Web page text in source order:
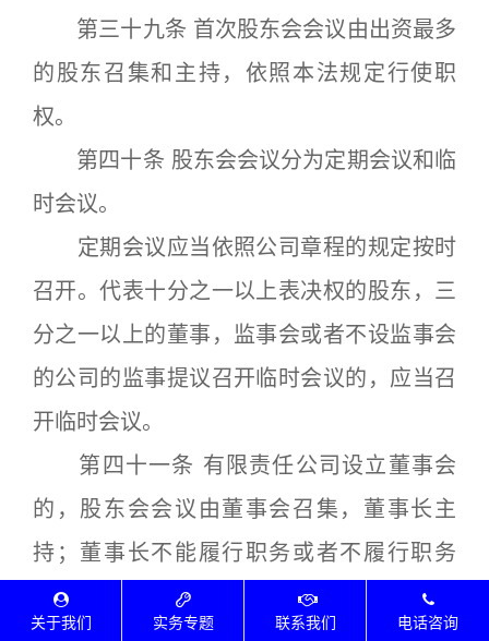
第三十九条 首次股东会会议由出资最多
的股东召集和主持，依照本法规定行使职
权。
第四十条 股东会会议分为定期会议和临
时会议。
定期会议应当依照公司章程的规定按时
召开。代表十分之一以上表决权的股东，三
分之一以上的董事，监事会或者不设监事会
的公司的监事提议召开临时会议的，应当召
开临时会议。
第四十一条 有限责任公司设立董事会
的，股东会会议由董事会召集，董事长主
持；董事长不能履行职务或者不履行职务
的，由副董事长主持；副董事长不能履行职
关于我们 实务专题 联系我们 电话咨询